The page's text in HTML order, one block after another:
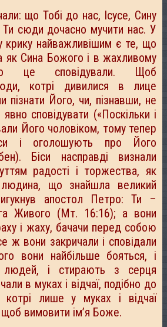
що Тобі до нас, Ісусе, Сину
сюди дочасно мучити нас. У
крику найважливішим є те, що
як Сина Божого і в жахливому
це сповідували. Щоб
котрі дивилися в лице
пізнати Його, чи, пізнавши, не
сповідувати («Поскільки і
Його чоловіком, тому тепер
і оголошують про Його
Біси насправді визнали
радості і торжества, як
людина, що знайшла великий
апостол Петро: Ти –
Живого (Мт. 16:16); а вони
і жаху, бачачи перед собою
ж вони закричали і сповідали
вони найбільше бояться, і
людей, і стирають з серця
в муках і відчаї, подібно до
котрі лише у муках і відчаї
вимовити ім’я Боже.